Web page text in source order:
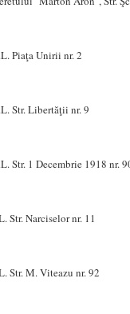
Piaţa Unirii nr. 2
Str. Libertăţii nr. 9
Str. 1 Decembrie 1918 nr.
Str. Narciselor nr. 11
Str. M. Viteazu nr. 92